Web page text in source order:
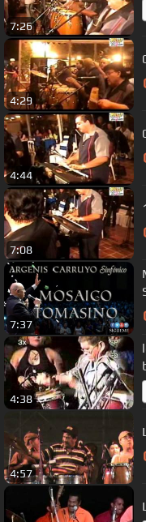
7:26
4:29
4:44
7:08
7:37
4:38
4:57